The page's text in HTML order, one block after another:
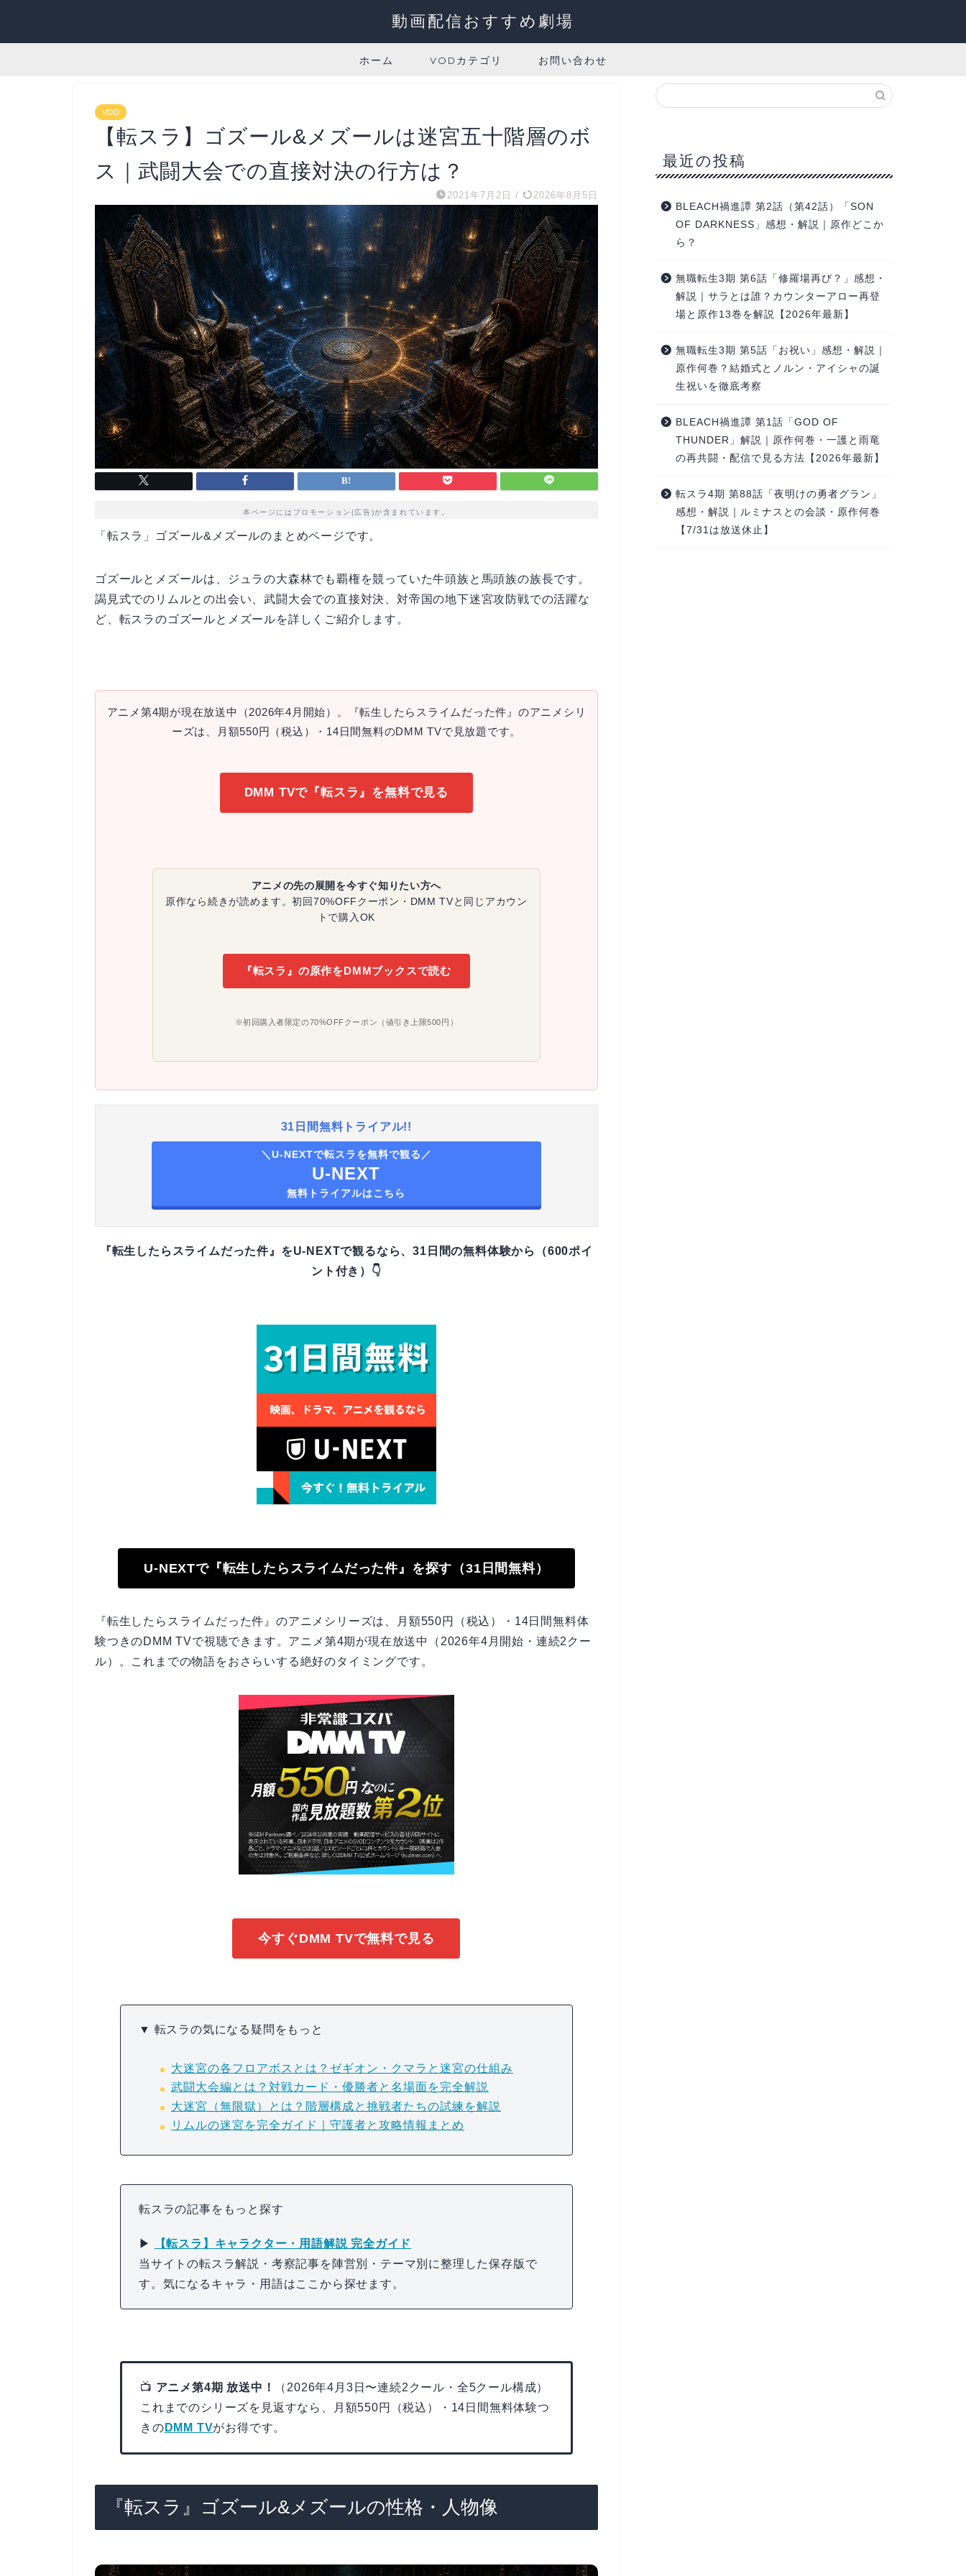
動画配信おすすめ劇場
ホーム VODカテゴリ お問い合わせ
VOD
【転スラ】ゴズール&メズールは迷宮五十階層のボ
ス｜武闘大会での直接対決の行方は？
2021年7月2日 / 2026年8月5日
本ページにはプロモーション(広告)が含まれています。
「転スラ」ゴズール&メズールのまとめページです。
ゴズールとメズールは、ジュラの大森林でも覇権を競っていた牛頭族と馬頭族の族長です。
謁見式でのリムルとの出会い、武闘大会での直接対決、対帝国の地下迷宮攻防戦での活躍な
ど、転スラのゴズールとメズールを詳しくご紹介します。
アニメ第4期が現在放送中（2026年4月開始）。『転生したらスライムだった件』のアニメシリ
ーズは、月額550円（税込）・14日間無料のDMM TVで見放題です。
DMM TVで『転スラ』を無料で見る
アニメの先の展開を今すぐ知りたい方へ
原作なら続きが読めます。初回70%OFFクーポン・DMM TVと同じアカウン
トで購入OK
『転スラ』の原作をDMMブックスで読む
※初回購入者限定の70%OFFクーポン（値引き上限500円）
31日間無料トライアル!!
＼U-NEXTで転スラを無料で観る／
U-NEXT
無料トライアルはこちら
『転生したらスライムだった件』をU-NEXTで観るなら、31日間の無料体験から（600ポイ
ント付き）👇
U-NEXTで『転生したらスライムだった件』を探す（31日間無料）
『転生したらスライムだった件』のアニメシリーズは、月額550円（税込）・14日間無料体
験つきのDMM TVで視聴できます。アニメ第4期が現在放送中（2026年4月開始・連続2クー
ル）。これまでの物語をおさらいする絶好のタイミングです。
今すぐDMM TVで無料で見る
▼ 転スラの気になる疑問をもっと
大迷宮の各フロアボスとは？ゼギオン・クマラと迷宮の仕組み
武闘大会編とは？対戦カード・優勝者と名場面を完全解説
大迷宮（無限獄）とは？階層構成と挑戦者たちの試練を解説
リムルの迷宮を完全ガイド｜守護者と攻略情報まとめ
転スラの記事をもっと探す
▶
【転スラ】キャラクター・用語解説 完全ガイド
当サイトの転スラ解説・考察記事を陣営別・テーマ別に整理した保存版で
す。気になるキャラ・用語はここから探せます。
📺 アニメ第4期 放送中！
（2026年4月3日〜連続2クール・全5クール構成）
これまでのシリーズを見返すなら、月額550円（税込）・14日間無料体験つ
きの DMM TVがお得です。
『転スラ』ゴズール&メズールの性格・人物像
最近の投稿
BLEACH禍進譚 第2話（第42話）「SON
OF DARKNESS」感想・解説｜原作どこか
ら？
無職転生3期 第6話「修羅場再び？」感想・
解説｜サラとは誰？カウンターアロー再登
場と原作13巻を解説【2026年最新】
無職転生3期 第5話「お祝い」感想・解説｜
原作何巻？結婚式とノルン・アイシャの誕
生祝いを徹底考察
BLEACH禍進譚 第1話「GOD OF
THUNDER」解説｜原作何巻・一護と雨竜
の再共闘・配信で見る方法【2026年最新】
転スラ4期 第88話「夜明けの勇者グラン」
感想・解説｜ルミナスとの会談・原作何巻
【7/31は放送休止】